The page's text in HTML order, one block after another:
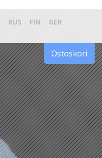
RUS FIN GER
Ostoskori